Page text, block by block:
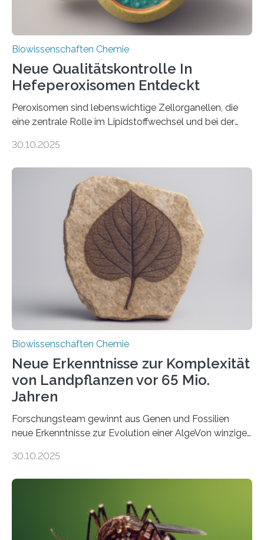
Biowissenschaften Chemie
Neue Qualitätskontrolle In
Hefeperoxisomen Entdeckt
Peroxisomen sind lebenswichtige Zellorganellen, die
eine zentrale Rolle im Lipidstoffwechsel und bei der
erfüllen können, müssen zahlreiche Enzyme präzise in
der Ruhr-Universität Bochum um Prof. Dr. Ralf Erdmann
und Dr. Ismaila Francis Yusuf hat nun einen bislang
unbekannten Qualitätskontrollmechanismus des
peroxisomalen Proteintransports in der Bäckerhefe
Saccharomyces cerevisiae entdeckt, der für die
Funktionsfähigkeit der Organellen entscheidend ist. Die
Studie wurde am 28. Oktober 2025 in der
Fachzeitschrift…
30.10.2025
Biowissenschaften Chemie
Neue Erkenntnisse zur Komplexität
von Landpflanzen vor 65 Mio.
Jahren
Forschungsteam gewinnt aus Genen und Fossilien
neue Erkenntnisse zur Evolution einer AlgeVon winzigen
Landpflanzen zählen zu den komplexesten
Grünalgen, die vor Hunderten von Millionen Jahren
lebten. Unter den Vorfahren sticht eine Gruppe heraus,
die noch heute in der Natur vorkommt: die
30.10.2025